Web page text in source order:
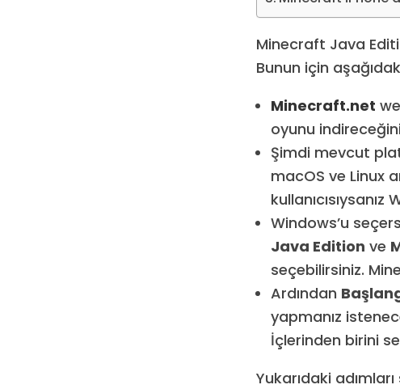
Minecraft Java
Bunun için
Minecraft.net
oyunu
Şimdi mevcut
macOS ve Linux
kullanıcısıysanız
Windows’u
Java Edition ve
seçebilirsiniz.
Ardından
yapmanız
İçlerinden birini
Yukarıdaki